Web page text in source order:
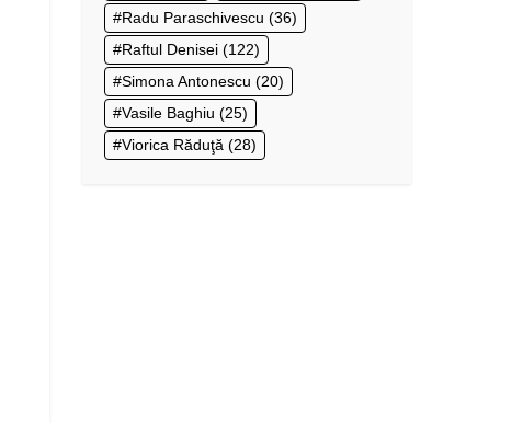
Radu Paraschivescu (36)
Raftul Denisei (122)
Simona Antonescu (20)
Vasile Baghiu (25)
Viorica Răduţă (28)